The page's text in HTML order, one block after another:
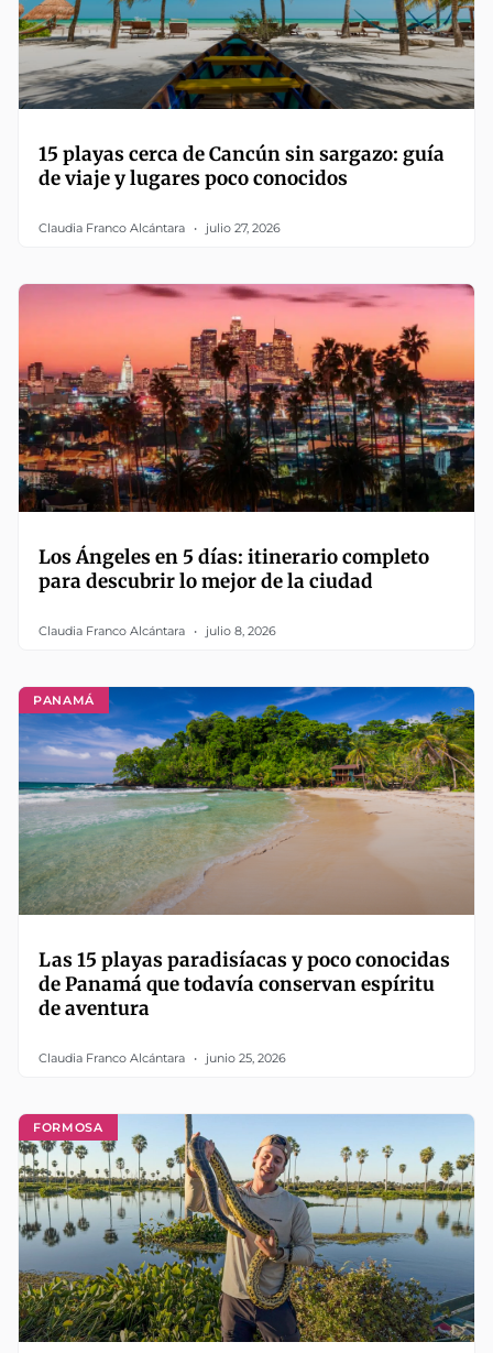
15 playas cerca de Cancún sin sargazo: guía
de viaje y lugares poco conocidos
Claudia Franco Alcántara julio 27, 2026
Los Ángeles en 5 días: itinerario completo
para descubrir lo mejor de la ciudad
Claudia Franco Alcántara julio 8, 2026
PANAMÁ
Las 15 playas paradisíacas y poco conocidas
de Panamá que todavía conservan espíritu
de aventura
Claudia Franco Alcántara junio 25, 2026
FORMOSA